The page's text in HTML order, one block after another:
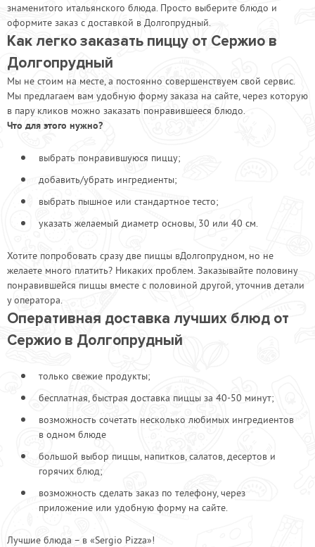
знаменитого итальянского блюда. Просто выберите блюдо и
оформите заказ с доставкой в Долгопрудный.
Как легко заказать пиццу от Сержио в
Долгопрудный
Мы не стоим на месте, а постоянно совершенствуем свой сервис.
Мы предлагаем вам удобную форму заказа на сайте, через которую
в пару кликов можно заказать понравившееся блюдо.
Что для этого нужно?
выбрать понравившуюся пиццу;
добавить/убрать ингредиенты;
выбрать пышное или стандартное тесто;
указать желаемый диаметр основы, 30 или 40 см.
Хотите попробовать сразу две пиццы вДолгопрудном, но не
желаете много платить? Никаких проблем. Заказывайте половину
понравившейся пиццы вместе с половиной другой, уточнив детали
у оператора.
Оперативная доставка лучших блюд от
Сержио в Долгопрудный
только свежие продукты;
бесплатная, быстрая доставка пиццы за 40-50 минут;
возможность сочетать несколько любимых ингредиентов
в одном блюде
большой выбор пиццы, напитков, салатов, десертов и
горячих блюд;
возможность сделать заказ по телефону, через
приложение или удобную форму на сайте.
Лучшие блюда – в «Sergio Pizza»!